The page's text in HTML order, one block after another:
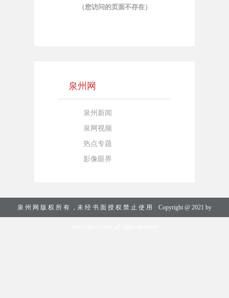
（您访问的页面不存在）
泉州网
泉州新闻
泉网视频
热点专题
影像眼界
泉 州 网 版 权 所 有 ，未 经 书 面 授 权 禁 止 使 用 Copyright @ 2021 by